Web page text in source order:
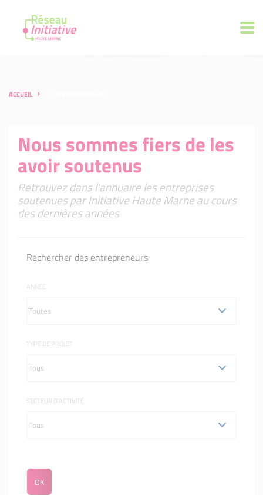
ACCUEIL
Nous sommes fiers de les
avoir soutenus
Retrouvez dans l'annuaire les entreprises
soutenues par Initiative Haute Marne au cours
des dernières années
Rechercher des entrepreneurs
ANNÉE
TYPE DE PROJET
SECTEUR D'ACTIVITÉ